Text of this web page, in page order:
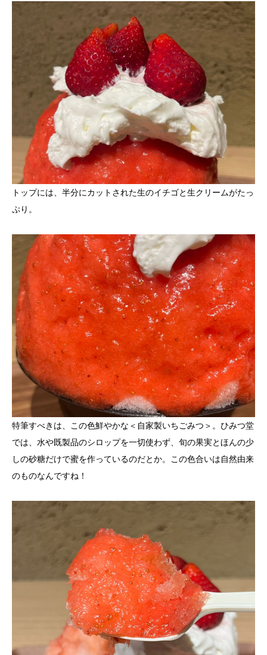
トップには、半分にカットされた生のイチゴと生クリームがたっ
ぷり。
特筆すべきは、この色鮮やかな＜自家製いちごみつ＞。ひみつ堂
では、水や既製品のシロップを一切使わず、旬の果実とほんの少
しの砂糖だけで蜜を作っているのだとか。この色合いは自然由来
のものなんですね！